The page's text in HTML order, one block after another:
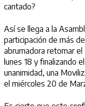
cantado?
Así se llega a la
participación de más
abrumadora retomar
lunes 18 y finalizando
unanimidad, una
el miércoles 20 de